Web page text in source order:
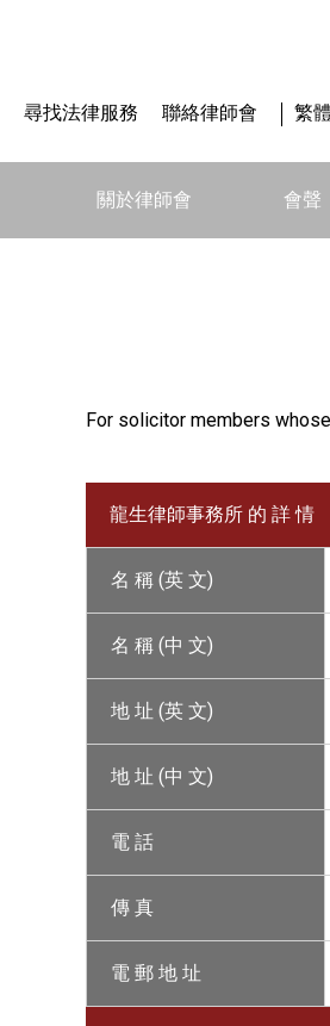
尋找法律服務 聯絡律師會 繁體
關於律師會 會聲
For solicitor members
龍生律師事務所 的 詳 情
名 稱 (英 文)
名 稱 (中 文)
地 址 (英 文)
地 址 (中 文)
電 話
傳 真
電 郵 地 址